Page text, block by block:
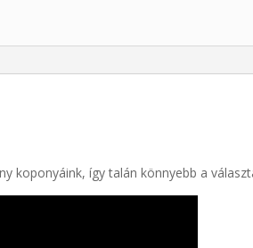
koponyáink, így talán könnyebb a